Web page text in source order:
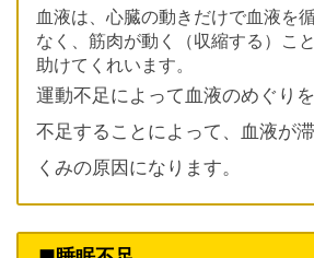
血液は、心臓の動きだけで血液を
なく、筋肉が動く（収縮する）こ
助けてくれいます。
運動不足によって血液のめぐり
不足することによって、血液が
くみの原因になります。